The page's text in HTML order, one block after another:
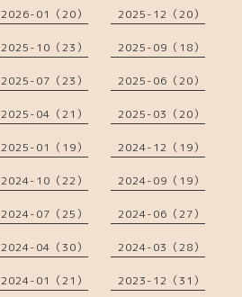
2026-01（20） 2025-12（20）
2025-10（23） 2025-09（18）
2025-07（23） 2025-06（20）
2025-04（21） 2025-03（20）
2025-01（19） 2024-12（19）
2024-10（22） 2024-09（19）
2024-07（25） 2024-06（27）
2024-04（30） 2024-03（28）
2024-01（21） 2023-12（31）